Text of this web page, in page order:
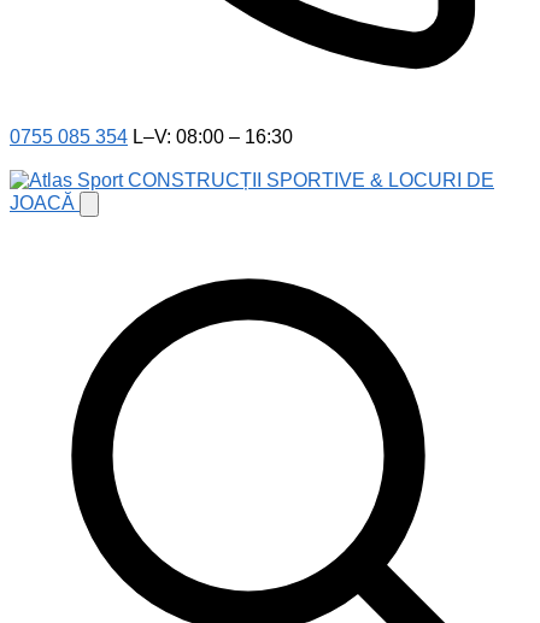
0755 085 354 L–V: 08:00 – 16:30
CONSTRUCȚII SPORTIVE & LOCURI DE
JOACĂ